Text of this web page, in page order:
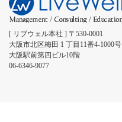
[ リブウェル本社 ] 〒530-0001
大阪市北区梅田 1 丁目11番4-1000号
大阪駅前第四ビル10階
06-6346-9077